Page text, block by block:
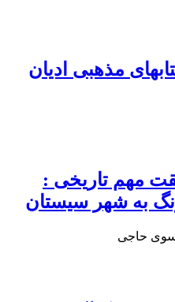
مذهبی ادیان
مهم تاریخی :
به شهر سیستان
حاجی